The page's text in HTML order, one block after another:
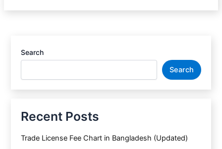
Search
Search
Recent Posts
Trade License Fee Chart in Bangladesh (Updated)